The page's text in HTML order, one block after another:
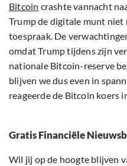
Bitcoin crashte vannacht
Trump de digitale munt niet
toespraak. De
omdat Trump tijdens zijn
nationale Bitcoin-reserve
blijven we dus even in
reageerde de Bitcoin koers
Gratis Financiële
Wil jij op de hoogte blijven